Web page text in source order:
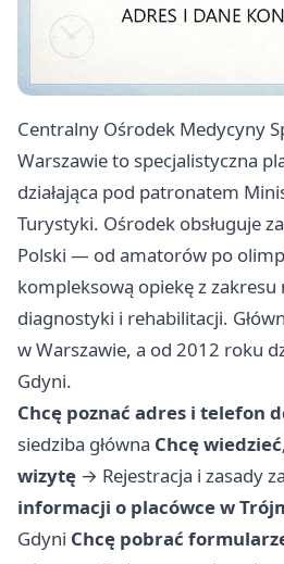
Centralny Ośrodek Medycyny
Warszawie to specjalistyczna
działająca pod patronatem
Turystyki. Ośrodek obsługuje
Polski — od amatorów po
kompleksową opiekę z
diagnostyki i rehabilitacji.
w Warszawie, a od 2012 roku
Gdyni.
Chcę poznać adres i telefon
siedziba główna Chcę
wizytę → Rejestracja i zasady
informacji o placówce w
Gdyni Chcę pobrać